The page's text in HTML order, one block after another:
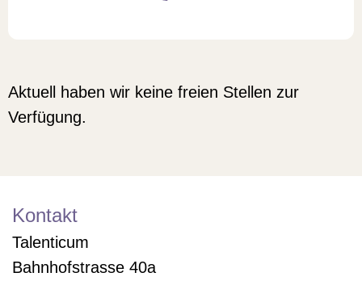
Aktuell haben wir keine freien Stellen zur
Verfügung.
Kontakt
Talenticum
Bahnhofstrasse 40a